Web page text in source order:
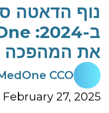
נוף הדאטה
את המהפכה
CCO
February 27, 2025